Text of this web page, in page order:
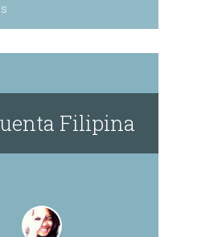
Filipina